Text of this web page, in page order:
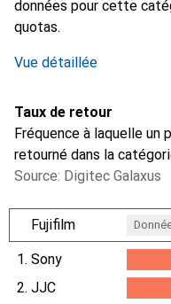
données pour cette
quotas.
Vue détaillée
Taux de retour
Fréquence à laquelle
retourné dans la
Source: Digitec Galaxus
Fujifilm
1. Sony
2. JJC